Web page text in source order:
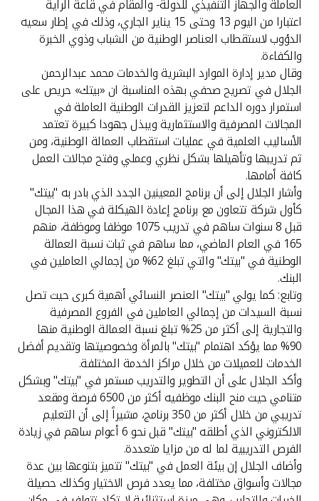
خدمات ما بعد البيع
اتصل بنا
مواقع الفروع وأجهزة الصرف الآلي
ألمانيا
ماليزيا
تركيا
مصر
المملكة المتحدة
مملكة البحرين
العاملة والجهاز التنفيذي للدولة- والمقام في قاعة الراية
اعتبارا من اليوم 13 وحتى 15 يناير الجاري، وذلك في إطار سعيه
الدؤوب لاستقطاب العناصر الوطنية من الشباب وذوي الخبرة
والكفاءة.
وقال مدير إدارة الموارد البشرية والخدمات محمد عبدالرحمن
الجلال في تصريح صحفي بهذه المناسبة ان «بيتك» حريص على
استمرار دوره الداعم لتعزيز القدرات الوطنية العاملة في
المجالات المصرفية والاستثمارية ويبذل جهودا كبيرة تعتمد
الأساليب العلمية في عمليات استقطاب العمالة الوطنية، ومن
ثم تدريبها وتأهيلها بشكل نظري وعملي وفتح مجالات العمل
كافة أمامها.
وأشار الجلال إلى أن برنامج المعينين الجدد الذي بادر به "بيتك"
كأول شركة تتعاون مع برنامج إعادة الهيكلة في هذا المجال
قبل 8 سنوات ساهم في تدريب 1075 موظفا وموظفة، منهم
165 في العام الماضي، مما ساهم في ثبات نسبة العمالة
الوطنية في "بيتك" والتي تبلغ 62% من إجمالي العاملين في
البنك.
وتابع: كما يولي "بيتك" العنصر النسائي أهمية كبرى حيث تصل
نسبة السيدات من إجمالي العاملين في الفروع المصرفية
والتجارية إلى أكثر من 25% تبلغ نسبة العمالة الوطنية منها
90% مما يؤكد اهتمام "بيتك" بالمرأة وخصوصيتها وتقديم أفضل
الخدمات للعميلات من خلال مراكز الخدمة المختلفة.
وأكد الجلال على أن التطوير والتدريب مستمر في "بيتك" وبشكل
متنامي حيث منح البنك موظفيه أكثر من 6500 فرصة ومقعد
تدريبي من خلال أكثر من 350 برنامج، مشيراً إلى أن التعليم
الالكتروني الذي أطلقه "بيتك" قبل نحو 6 أعوام ساهم في زيادة
الفرص التدريبية لما له من مزايا متعددة.
وأضاف الجلال إن بيئة العمل في "بيتك" تتميز بتنوعها بين عدة
مجالات وأسواق مختلفة، مما يعدد فرص الاختيار وكذلك حصيلة